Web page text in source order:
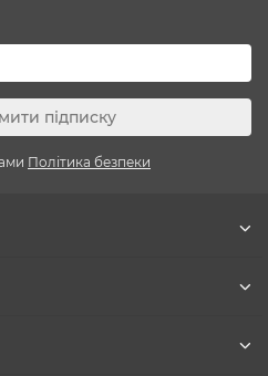
підписку
Політика безпеки